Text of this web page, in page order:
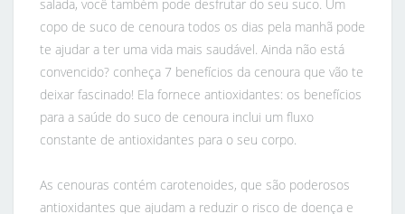
salada, você também pode desfrutar do seu suco. Um
copo de suco de cenoura todos os dias pela manhã pode
te ajudar a ter uma vida mais saudável. Ainda não está
convencido? conheça 7 benefícios da cenoura que vão te
deixar fascinado! Ela fornece antioxidantes: os benefícios
para a saúde do suco de cenoura inclui um fluxo
constante de antioxidantes para o seu corpo.
As cenouras contém carotenoides, que são poderosos
antioxidantes que ajudam a reduzir o risco de doença e